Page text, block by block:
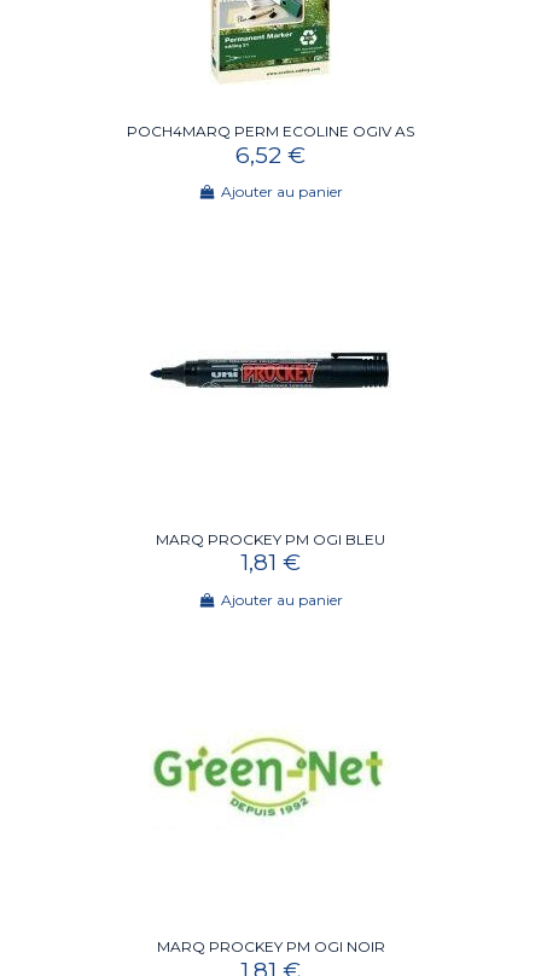
POCH4MARQ PERM ECOLINE OGIV AS
6,52 €
Ajouter au panier
MARQ PROCKEY PM OGI BLEU
1,81 €
Ajouter au panier
MARQ PROCKEY PM OGI NOIR